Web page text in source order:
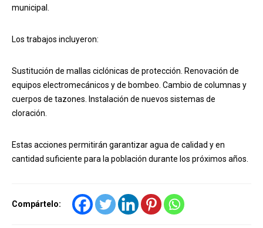
municipal.
Los trabajos incluyeron:
Sustitución de mallas ciclónicas de protección. Renovación de
equipos electromecánicos y de bombeo. Cambio de columnas y
cuerpos de tazones. Instalación de nuevos sistemas de
cloración.
Estas acciones permitirán garantizar agua de calidad y en
cantidad suficiente para la población durante los próximos años.
Compártelo: